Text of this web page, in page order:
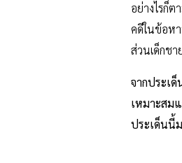
อย่างไรก็
คดีในข้อห
ส่วนเด็กช
จากประเ
เหมาะสม
ประเด็นนี้